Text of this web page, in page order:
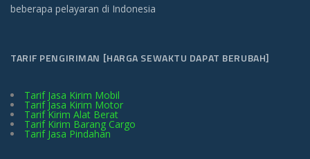
beberapa pelayaran di Indonesia
TARIF PENGIRIMAN [HARGA SEWAKTU DAPAT BERUBAH]
Tarif Jasa Kirim Mobil
Tarif Jasa Kirim Motor
Tarif Kirim Alat Berat
Tarif Kirim Barang Cargo
Tarif Jasa Pindahan